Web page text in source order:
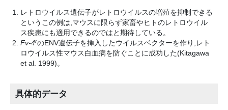
レトロウイルス遺伝子がレトロウイルスの増殖を抑制できる
というこの例は,マウスに限らず家畜やヒトのレトロウイル
ス疾患にも適用できるのではと期待している。
Fv-4rのENV遺伝子を挿入したウイルスベクターを作り,レト
ロウイルス性マウス白血病を防ぐことに成功した(Kitagawa
et al. 1999)。
具体的データ